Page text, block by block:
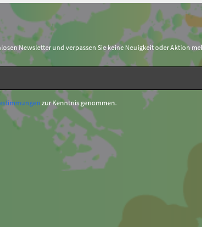
Newsletter und verpassen Sie keine Neuigkeit oder Aktion
zur Kenntnis genommen.